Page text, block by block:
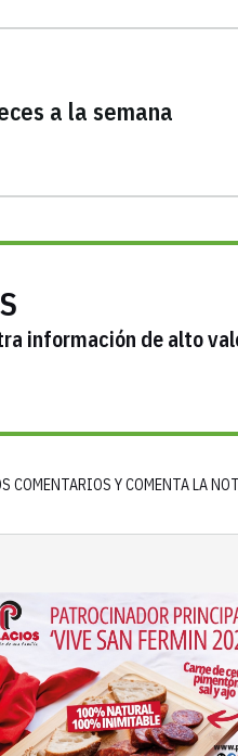
a la semana
información de alto
COMENTARIOS Y COMENTA LA